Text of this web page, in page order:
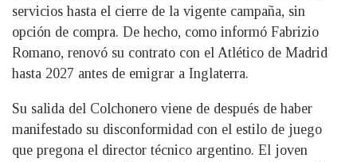
servicios hasta el cierre de la vigente campaña, sin
opción de compra. De hecho, como informó Fabrizio
Romano, renovó su contrato con el Atlético de Madrid
hasta 2027 antes de emigrar a Inglaterra.
Su salida del Colchonero viene de después de haber
manifestado su disconformidad con el estilo de juego
que pregona el director técnico argentino. El joven